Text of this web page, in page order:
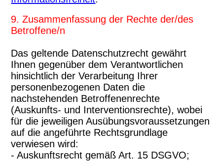
9. Zusammenfassung der Rechte der/des
Betroffene/n
Das geltende Datenschutzrecht gewährt
Ihnen gegenüber dem Verantwortlichen
hinsichtlich der Verarbeitung Ihrer
personenbezogenen Daten die
nachstehenden Betroffenenrechte
(Auskunfts- und Interventionsrechte), wobei
für die jeweiligen Ausübungsvoraussetzungen
auf die angeführte Rechtsgrundlage
verwiesen wird:
- Auskunftsrecht gemäß Art. 15 DSGVO;